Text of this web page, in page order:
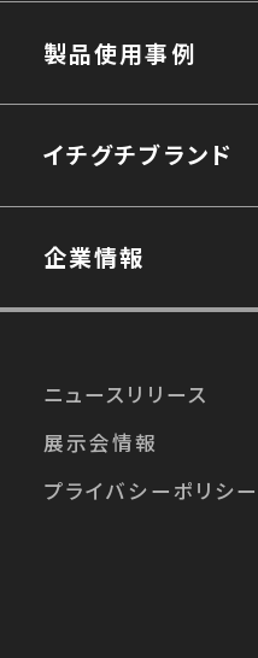
製品使用事例
イチグチブランド
企業情報
ニュースリリース
展⽰会情報
プライバシーポリシー